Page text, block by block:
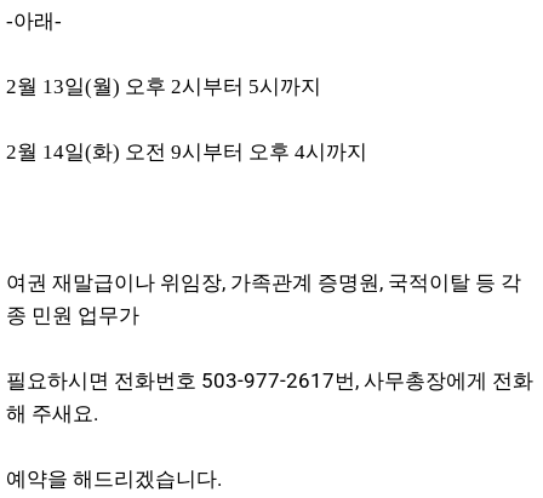
-아래-
2월 13일(월) 오후 2시부터 5시까지
2월 14일(화) 오전 9시부터 오후 4시까지
여권 재말급이나 위임장, 가족관계 증명원, 국적이탈 등 각
종 민원 업무가
필요하시면 전화번호 503-977-2617번, 사무총장에게 전화
해 주새요.
예약을 해드리겠습니다.